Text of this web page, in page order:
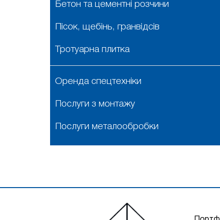
Бетон та цементні розчини
Пісок, щебінь, гранвідсів
Тротуарна плитка
Оренда спецтехніки
Послуги з монтажу
Послуги металообробки